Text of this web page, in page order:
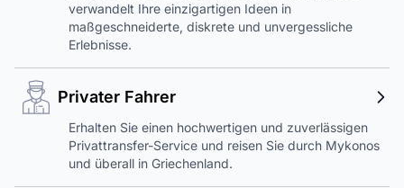
verwandelt Ihre einzigartigen Ideen in
maßgeschneiderte, diskrete und unvergessliche
Erlebnisse.
Privater Fahrer
Erhalten Sie einen hochwertigen und zuverlässigen
Privattransfer-Service und reisen Sie durch Mykonos
und überall in Griechenland.